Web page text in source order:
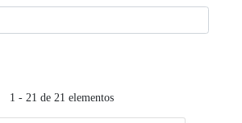
1 - 21 de 21 elementos